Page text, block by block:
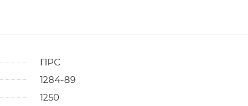
ПРС
1284-89
1250